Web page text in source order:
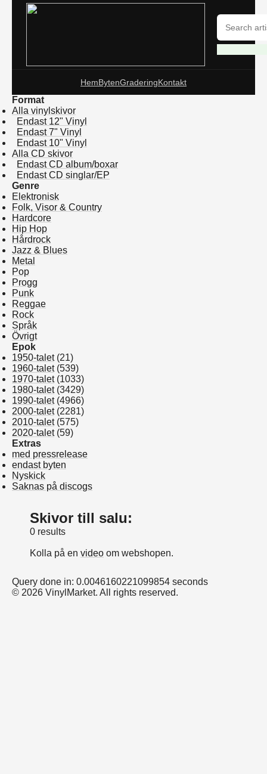
HemBytenGraderingKontakt
Format
Alla vinylskivor
Endast 12" Vinyl
Endast 7" Vinyl
Endast 10" Vinyl
Alla CD skivor
Endast CD album/boxar
Endast CD singlar/EP
Genre
Elektronisk
Folk, Visor & Country
Hardcore
Hip Hop
Hårdrock
Jazz & Blues
Metal
Pop
Progg
Punk
Reggae
Rock
Språk
Övrigt
Epok
1950-talet(21)
1960-talet(539)
1970-talet(1033)
1980-talet(3429)
1990-talet(4966)
2000-talet(2281)
2010-talet(575)
2020-talet(59)
Extras
med pressrelease
endast byten
Nyskick
Saknas på discogs
Skivor till salu:
0 results
Kolla på en video om webshopen.
Query done in: 0.0046160221099854 seconds
© 2026 VinylMarket. All rights reserved.